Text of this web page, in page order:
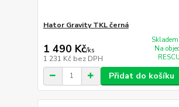
Hator Gravity TKL černá
1 490 Kč/ks
1 231 Kč bez DPH
Na
Přidat do košíku